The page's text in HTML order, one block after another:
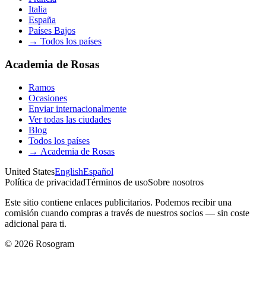
Italia
España
Países Bajos
→ Todos los países
Academia de Rosas
Ramos
Ocasiones
Enviar internacionalmente
Ver todas las ciudades
Blog
Todos los países
→ Academia de Rosas
United StatesEnglishEspañol
Política de privacidadTérminos de usoSobre nosotros
Este sitio contiene enlaces publicitarios. Podemos recibir una
comisión cuando compras a través de nuestros socios — sin coste
adicional para ti.
© 2026 Rosogram